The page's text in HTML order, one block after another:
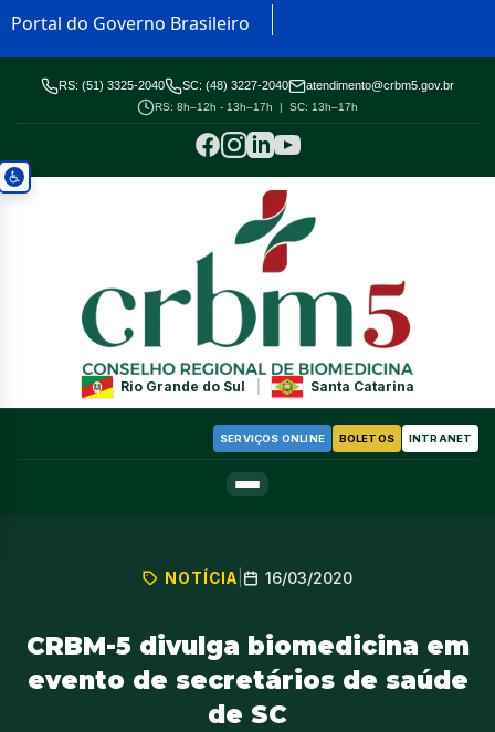
Portal do Governo Brasileiro
RS: (51) 3325-2040 SC: (48) 3227-2040 atendimento@crbm5.gov.br
RS: 8h–12h - 13h–17h | SC: 13h–17h
Rio Grande do Sul Santa Catarina
SERVIÇOS ONLINE BOLETOS INTRANET
NOTÍCIA 16/03/2020
CRBM-5 divulga biomedicina em
evento de secretários de saúde
de SC